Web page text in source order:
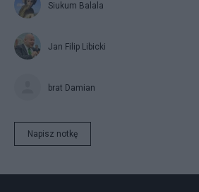
Siukum Balala
Jan Filip Libicki
brat Damian
Napisz notkę